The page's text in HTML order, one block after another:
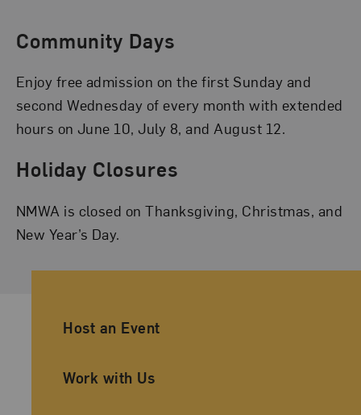
Community Days
Enjoy free admission on the first Sunday and
second Wednesday of every month with extended
hours on June 10, July 8, and August 12.
Holiday Closures
NMWA is closed on Thanksgiving, Christmas, and
New Year’s Day.
Ancillary Footer Navigation
Host an Event
Work with Us